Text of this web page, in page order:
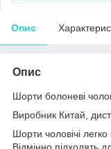
Опис
Опис
Шорти болоневі
Виробник Китай,
Шорти чоловічі
Відмінно підходять